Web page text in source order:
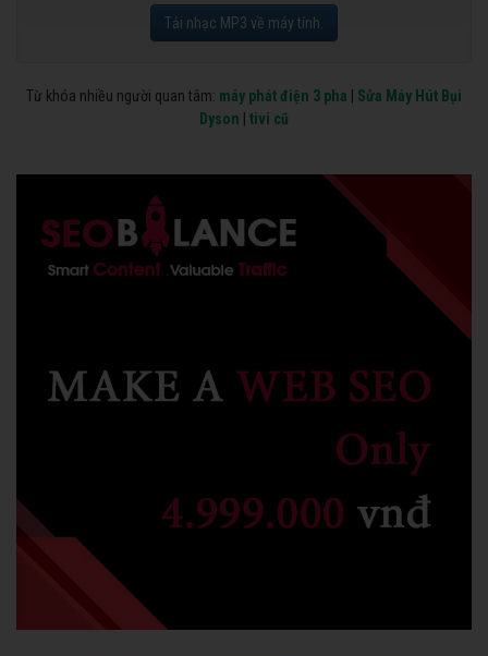
Tải nhạc MP3 về máy tính.
Từ khóa nhiều người quan tâm: máy phát điện 3 pha
Sửa Máy Hút Bụi
Dyson
tivi cũ